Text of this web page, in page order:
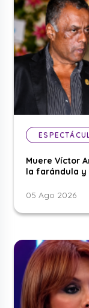
Muere Víctor
la farándula y
05 Ago 2026